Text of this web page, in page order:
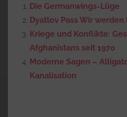
Die Germanwings-Lüge
Dyatlov Pass Wir
Kriege und Konflikte:
Afghanistans seit 1970
Moderne Sagen –
Kanalisation